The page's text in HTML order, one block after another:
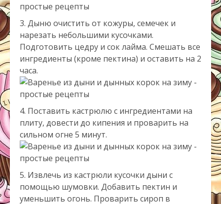
Дыню очистить от кожуры, семечек и
нарезать небольшими кусочками.
Подготовить цедру и сок лайма. Смешать все
ингредиенты (кроме пектина) и оставить на 2
часа.
Поставить кастрюлю с ингредиентами на
плиту, довести до кипения и проварить на
сильном огне 5 минут.
Извлечь из кастрюли кусочки дыни с
помощью шумовки. Добавить пектин и
уменьшить огонь. Проварить сироп в